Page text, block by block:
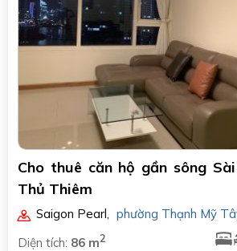
Cho thuê căn hộ gần sông
Thủ Thiêm
Saigon Pearl
phường Thạnh Mỹ
Diện tích: 86 m2